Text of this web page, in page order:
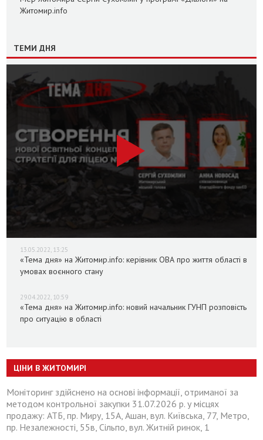
Житомир.info
ТЕМИ ДНЯ
13.05.2022, 13:25
«Тема дня» на Житомир.info: керівник ОВА про життя області в
умовах воєнного стану
29.04.2022, 10:59
«Тема дня» на Житомир.info: новий начальник ГУНП розповість
про ситуацію в області
ЦІНИ В ЖИТОМИРІ
Моніторинг здійснено на основі інформації, отриманої за
методом контрольної закупки 31.07.2026 р. у місцях
продажу: АТБ, пр. Миру, 15А, Ашан, вул. Київська, 77, Метро,
пр. Незалежності, 55в, Сільпо, вул. Житній ринок, 1